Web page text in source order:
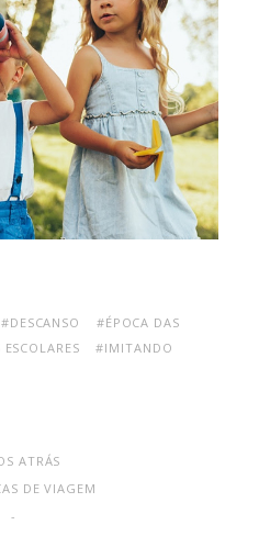
#DESCANSO
#ÉPOCA DAS
#IMITANDO
ATRÁS
DE VIAGEM
-